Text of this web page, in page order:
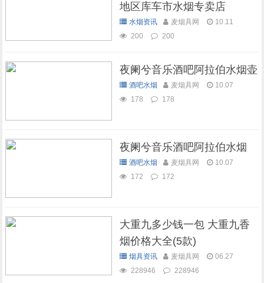
地区库车市水烟专卖店
水烟资讯 麦烟具网
10.11
200
200
夜阑兮音乐酒吧阿拉伯水烟壶
酒吧水烟 麦烟具网
10.07
178
178
夜阑兮音乐酒吧阿拉伯水烟
酒吧水烟 麦烟具网
10.07
172
172
大重九多少钱一包 大重九香
烟价格大全(5款)
烟具资讯 麦烟具网
06.27
228946
228946